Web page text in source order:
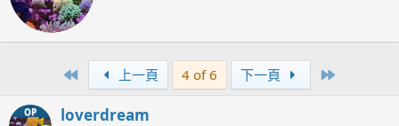
e
n
b
First 上一頁 4 of 6 下一頁
OP loverdream